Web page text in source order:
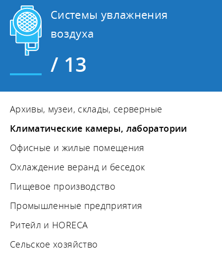
Системы увлажнения
воздуха
/ 13
Архивы, музеи, склады, серверные
Климатические камеры, лаборатории
Офисные и жилые помещения
Охлаждение веранд и беседок
Пищевое производство
Промышленные предприятия
Ритейл и HORECA
Сельское хозяйство